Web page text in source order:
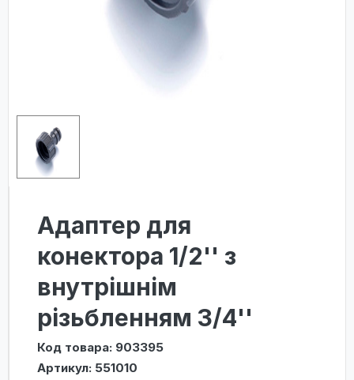
Адаптер для
конектора 1/2'' з
внутрішнім
різьбленням 3/4''
Код товара: 903395
Артикул: 551010